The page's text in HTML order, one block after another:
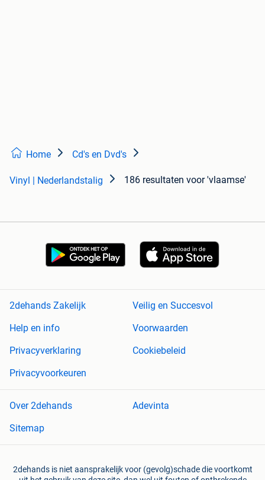
Home Cd's en Dvd's
Vinyl | Nederlandstalig 186 resultaten voor 'vlaamse'
2dehands Zakelijk
Veilig en Succesvol
Help en info
Voorwaarden
Privacyverklaring
Cookiebeleid
Privacyvoorkeuren
Over 2dehands
Adevinta
Sitemap
2dehands is niet aansprakelijk voor (gevolg)schade die voortkomt